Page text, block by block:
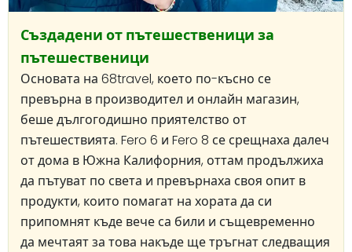
Създадени от пътешественици за
пътешественици
Основата на 68travel, което по-късно се
превърна в производител и онлайн магазин,
беше дългогодишно приятелство от
пътешествията. Fero 6 и Fero 8 се срещнаха далеч
от дома в Южна Калифорния, оттам продължиха
да пътуват по света и превърнаха своя опит в
продукти, които помагат на хората да си
припомнят къде вече са били и същевременно
да мечтаят за това накъде ще тръгнат следващия